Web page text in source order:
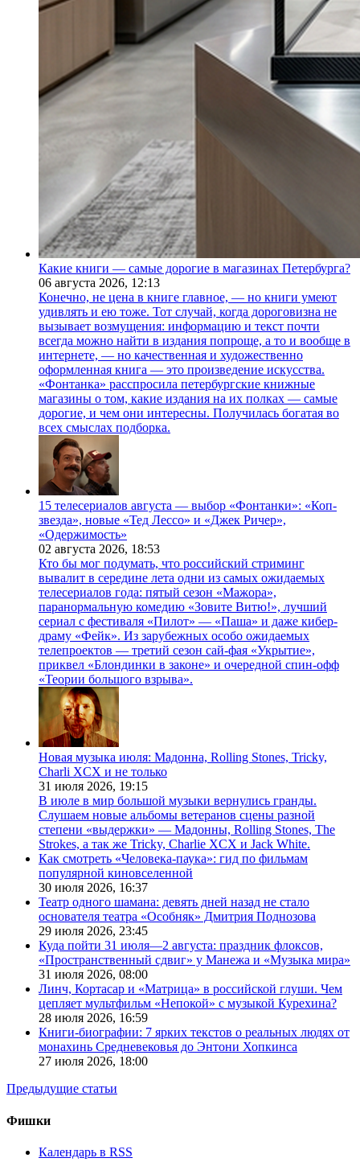
Какие книги — самые дорогие в магазинах Петербурга?
06 августа 2026, 12:13
Конечно, не цена в книге главное, — но книги умеют
удивлять и ею тоже. Тот случай, когда дороговизна не
вызывает возмущения: информацию и текст почти
всегда можно найти в издания попроще, а то и вообще в
интернете, — но качественная и художественно
оформленная книга — это произведение искусства.
«Фонтанка» расспросила петербургские книжные
магазины о том, какие издания на их полках — самые
дорогие, и чем они интересны. Получилась богатая во
всех смыслах подборка.
15 телесериалов августа — выбор «Фонтанки»: «Коп-
звезда», новые «Тед Лессо» и «Джек Ричер»,
«Одержимость»
02 августа 2026, 18:53
Кто бы мог подумать, что российский стриминг
вывалит в середине лета одни из самых ожидаемых
телесериалов года: пятый сезон «Мажора»,
паранормальную комедию «Зовите Витю!», лучший
сериал с фестиваля «Пилот» — «Паша» и даже кибер-
драму «Фейк». Из зарубежных особо ожидаемых
телепроектов — третий сезон сай-фая «Укрытие»,
приквел «Блондинки в законе» и очередной спин-офф
«Теории большого взрыва».
Новая музыка июля: Мадонна, Rolling Stones, Tricky,
Charli XCX и не только
31 июля 2026, 19:15
В июле в мир большой музыки вернулись гранды.
Слушаем новые альбомы ветеранов сцены разной
степени «выдержки» — Мадонны, Rolling Stones, The
Strokes, а так же Tricky, Charlie XCX и Jack White.
Как смотреть «Человека-паука»: гид по фильмам
популярной киновселенной
30 июля 2026, 16:37
Театр одного шамана: девять дней назад не стало
основателя театра «Особняк» Дмитрия Поднозова
29 июля 2026, 23:45
Куда пойти 31 июля—2 августа: праздник флоксов,
«Пространственный сдвиг» у Манежа и «Музыка мира»
31 июля 2026, 08:00
Линч, Кортасар и «Матрица» в российской глуши. Чем
цепляет мультфильм «Непокой» с музыкой Курехина?
28 июля 2026, 16:59
Книги-биографии: 7 ярких текстов о реальных людях от
монахинь Средневековья до Энтони Хопкинса
27 июля 2026, 18:00
Предыдущие статьи
Фишки
Календарь в RSS